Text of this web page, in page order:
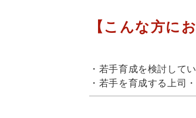
【こんな方に
・若手育成を検討して
・若手を育成する上司